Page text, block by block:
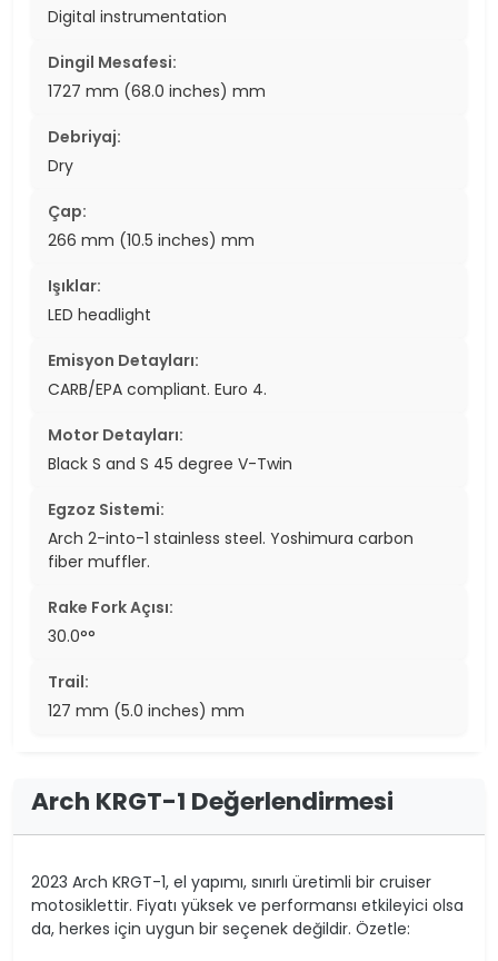
Digital instrumentation
Dingil Mesafesi:
1727 mm (68.0 inches) mm
Debriyaj:
Dry
Çap:
266 mm (10.5 inches) mm
Işıklar:
LED headlight
Emisyon Detayları:
CARB/EPA compliant. Euro 4.
Motor Detayları:
Black S and S 45 degree V-Twin
Egzoz Sistemi:
Arch 2-into-1 stainless steel. Yoshimura carbon
fiber muffler.
Rake Fork Açısı:
30.0°°
Trail:
127 mm (5.0 inches) mm
Arch KRGT-1 Değerlendirmesi
2023 Arch KRGT-1, el yapımı, sınırlı üretimli bir cruiser
motosiklettir. Fiyatı yüksek ve performansı etkileyici olsa
da, herkes için uygun bir seçenek değildir. Özetle: